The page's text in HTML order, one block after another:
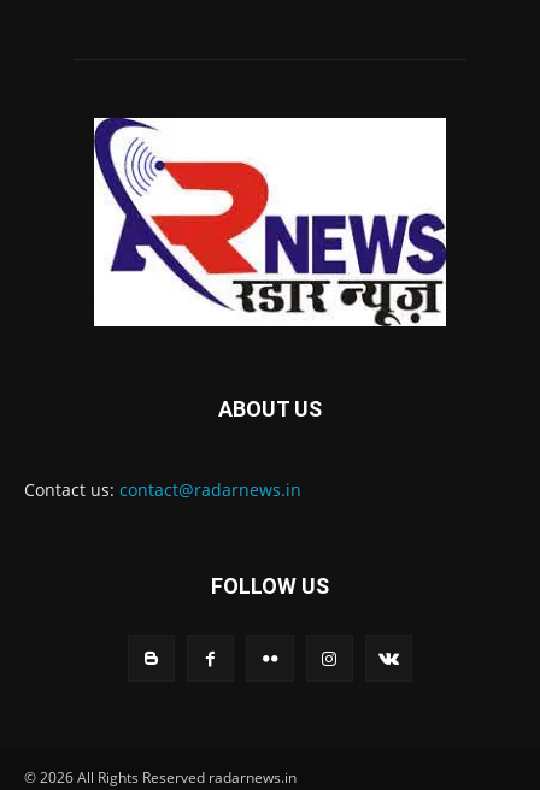
ABOUT US
Contact us: contact@radarnews.in
FOLLOW US
© 2026 All Rights Reserved radarnews.in